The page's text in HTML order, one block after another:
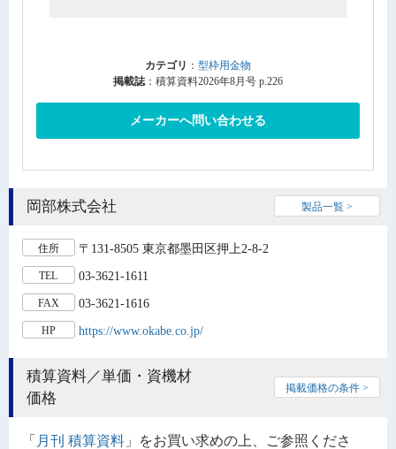
カテゴリ ： 型枠用金物
掲載誌 ：積算資料2026年8月号 p.226
メーカーへ問い合わせる
岡部株式会社 製品一覧 >
住所 〒131-8505 東京都墨田区押上2-8-2
TEL 03-3621-1611
FAX 03-3621-1616
HP https://www.okabe.co.jp/
積算資料／単価・資機材
価格
掲載価格の条件 >
「 月刊 積算資料 」をお買い求めの上、ご参照くださ